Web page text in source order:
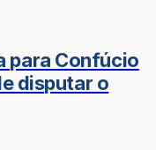
para Confúcio
disputar o